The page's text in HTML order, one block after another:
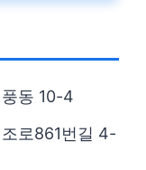
동 10-4
로861번길 4-